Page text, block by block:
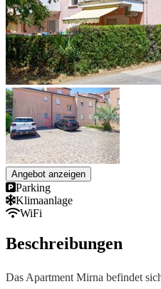
Angebot anzeigen
Parking
Klimaanlage
WiFi
Beschreibungen
Das Apartment Mirna befindet